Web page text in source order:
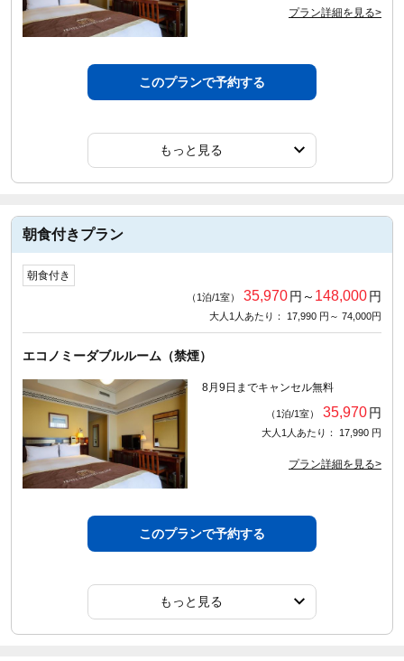
プラン詳細を見る>
このプランで予約する
もっと見る
朝食付きプラン
朝食付き
（1泊/1室） 35,970円～ 148,000円
大人1人あたり： 17,990 円～ 74,000円
エコノミーダブルルーム（禁煙）
8月9日までキャンセル無料
（1泊/1室） 35,970円
大人1人あたり： 17,990 円
プラン詳細を見る>
このプランで予約する
もっと見る